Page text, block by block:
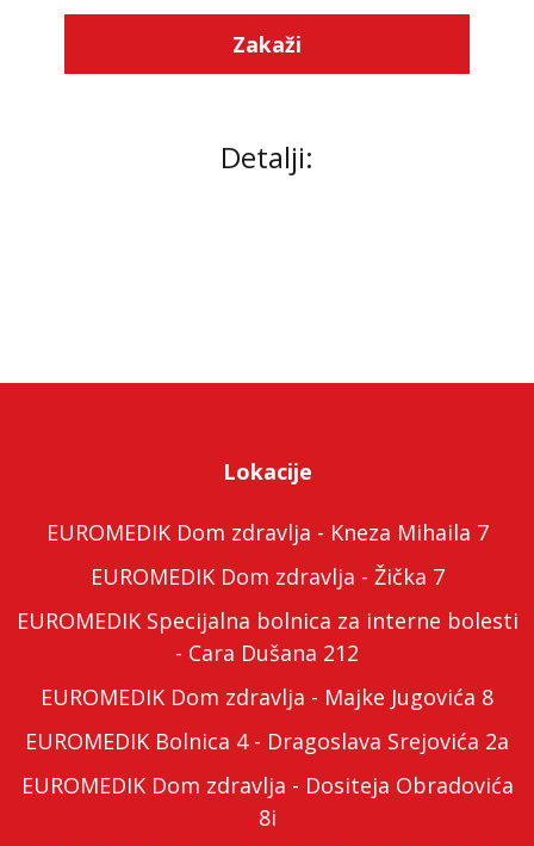
Zakaži
Detalji:
Lokacije
EUROMEDIK Dom zdravlja - Kneza Mihaila 7
EUROMEDIK Dom zdravlja - Žička 7
EUROMEDIK Specijalna bolnica za interne bolesti
- Cara Dušana 212
EUROMEDIK Dom zdravlja - Majke Jugovića 8
EUROMEDIK Bolnica 4 - Dragoslava Srejovića 2a
EUROMEDIK Dom zdravlja - Dositeja Obradovića
8i